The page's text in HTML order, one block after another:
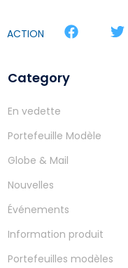
ACTION
Category
En vedette
Portefeuille Modèle
Globe & Mail
Nouvelles
Événements
Information produit
Portefeuilles modèles